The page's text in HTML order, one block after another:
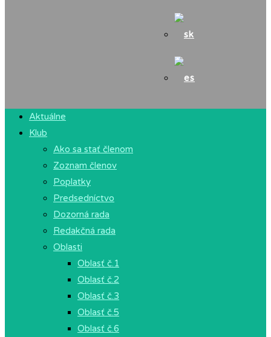
Aktuálne
Klub
Ako sa stať členom
Zoznam členov
Poplatky
Predsedníctvo
Dozorná rada
Redakčná rada
Oblasti
Oblasť č.1
Oblasť č.2
Oblasť č.3
Oblasť č.5
Oblasť č.6